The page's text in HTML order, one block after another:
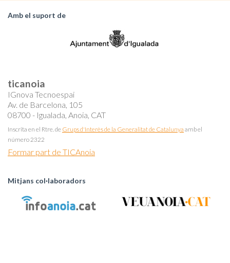
Amb el suport de
ticanoia
IGnova Tecnoespai
Av. de Barcelona, 105
08700 - Igualada, Anoia, CAT
Inscrita en el Rtre. de Grups d'Interès de la Generalitat de Catalunya amb el
número 2322
Formar part de TICAnoia
Mitjans col·laboradors